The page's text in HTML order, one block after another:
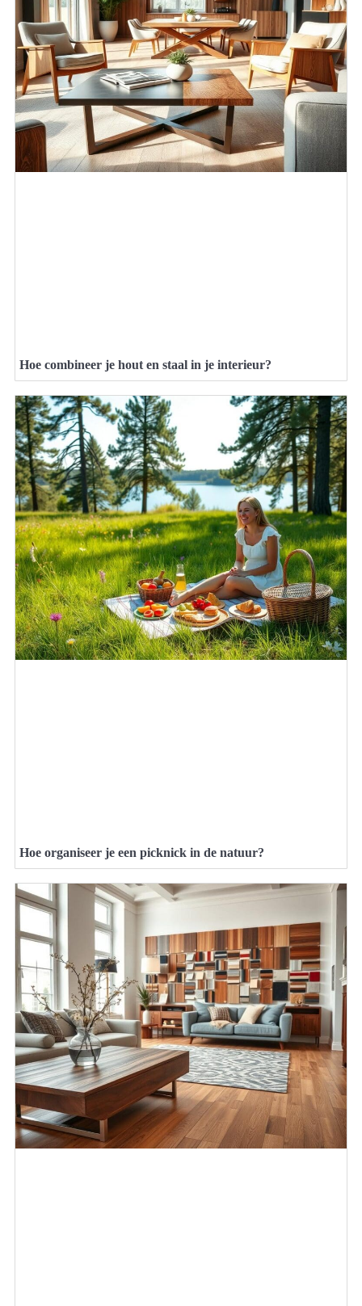
Hoe combineer je hout en staal in je interieur?
Hoe organiseer je een picknick in de natuur?